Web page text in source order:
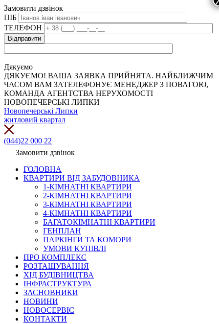
Замовити дзвінок
ПІБ
ТЕЛЕФОН
Дякуємо
ДЯКУЄМО! ВАША ЗАЯВКА ПРИЙНЯТА. НАЙБЛИЖЧИМ
ЧАСОМ ВАМ ЗАТЕЛЕФОНУЄ МЕНЕДЖЕР З ПОВАГОЮ,
КОМАНДА АГЕНТСТВА НЕРУХОМОСТІ
НОВОПЕЧЕРСЬКІ ЛИПКИ
Новопечерські Липки
житловий квартал
(044)22 000 22
Замовити дзвінок
ГОЛОВНА
КВАРТИРИ ВІД ЗАБУДОВНИКА
1-КІМНАТНІ КВАРТИРИ
2-КІМНАТНІ КВАРТИРИ
3-КІМНАТНІ КВАРТИРИ
4-КІМНАТНІ КВАРТИРИ
БАГАТОКІМНАТНІ КВАРТИРИ
ГЕНПЛАН
ПАРКІНГИ ТА КОМОРИ
УМОВИ КУПІВЛІ
ПРО КОМПЛЕКС
РОЗТАШУВАННЯ
ХІД БУДІВНИЦТВА
ІНФРАСТРУКТУРА
ЗАСНОВНИКИ
НОВИНИ
НОВОСЕРВІС
КОНТАКТИ